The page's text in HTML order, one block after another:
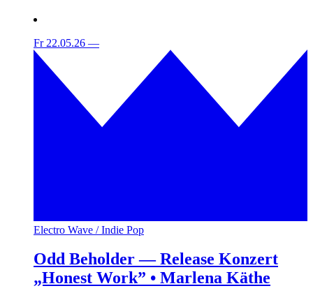
Fr 22.05.26 —
Electro Wave / Indie Pop
Odd Beholder — Release Konzert
„Honest Work” • Marlena Käthe